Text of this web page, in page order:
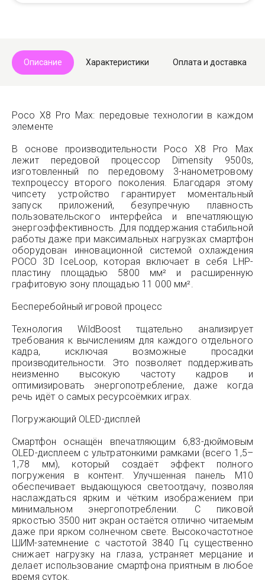
Описание Характеристики Оплата и доставка
Poco X8 Pro Max: передовые технологии в каждом
элементе
В основе производительности Poco X8 Pro Max
лежит передовой процессор Dimensity 9500s,
изготовленный по передовому 3-нанометровому
техпроцессу второго поколения. Благодаря этому
чипсету устройство гарантирует моментальный
запуск приложений, безупречную плавность
пользовательского интерфейса и впечатляющую
энергоэффективность. Для поддержания стабильной
работы даже при максимальных нагрузках смартфон
оборудован инновационной системой охлаждения
POCO 3D IceLoop, которая включает в себя LHP-
пластину площадью 5800 мм² и расширенную
графитовую зону площадью 11 000 мм².
Бесперебойный игровой процесс
Технология WildBoost тщательно анализирует
требования к вычислениям для каждого отдельного
кадра, исключая возможные просадки
производительности. Это позволяет поддерживать
неизменно высокую частоту кадров и
оптимизировать энергопотребление, даже когда
речь идёт о самых ресурсоёмких играх.
Погружающий OLED-дисплей
Смартфон оснащён впечатляющим 6,83-дюймовым
OLED-дисплеем с ультратонкими рамками (всего 1,5–
1,78 мм), который создаёт эффект полного
погружения в контент. Улучшенная панель M10
обеспечивает выдающуюся светоотдачу, позволяя
наслаждаться ярким и чётким изображением при
минимальном энергопотреблении. С пиковой
яркостью 3500 нит экран остаётся отлично читаемым
даже при ярком солнечном свете. Высокочастотное
ШИМ-затемнение с частотой 3840 Гц существенно
снижает нагрузку на глаза, устраняет мерцание и
делает использование смартфона приятным в любое
время суток.